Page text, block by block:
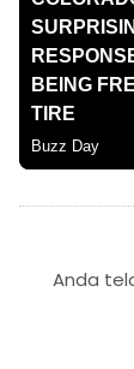
Anda